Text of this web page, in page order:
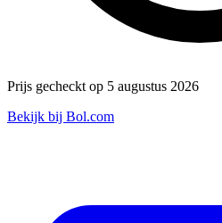
Prijs gecheckt op 5 augustus 2026
Bekijk bij Bol.com